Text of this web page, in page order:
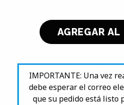
IMPORTANTE: Una vez
debe esperar el correo
que su pedido está listo